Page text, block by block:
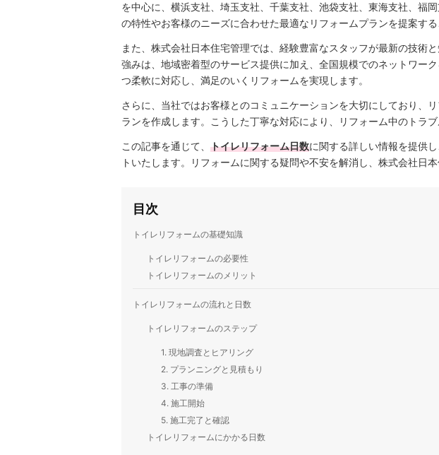
を中心に、横浜支社、埼玉支社、千葉支社、池袋支社、東海支社、福
の特性やお客様のニーズに合わせた最適なリフォームプランを提案す
また、株式会社日本住宅管理では、経験豊富なスタッフが最新の技術
強みは、地域密着型のサービス提供に加え、全国規模でのネットワー
つ柔軟に対応し、満足のいくリフォームを実現します。
さらに、当社ではお客様とのコミュニケーションを大切にしており、
ランを作成します。こうした丁寧な対応により、リフォーム中のトラ
この記事を通じて、 トイレリフォーム日数に関する詳しい情報を提供
トいたします。リフォームに関する疑問や不安を解消し、株式会社日
目次
トイレリフォームの基礎知識
トイレリフォームの必要性
トイレリフォームのメリット
トイレリフォームの流れと日数
トイレリフォームのステップ
1. 現地調査とヒアリング
2. プランニングと見積もり
3. 工事の準備
4. 施工開始
5. 施工完了と確認
トイレリフォームにかかる日数